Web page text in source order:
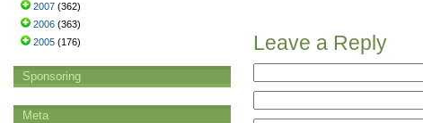
Leave a Reply
2007 (362)
2006 (363)
2005 (176)
Sponsoring
Meta